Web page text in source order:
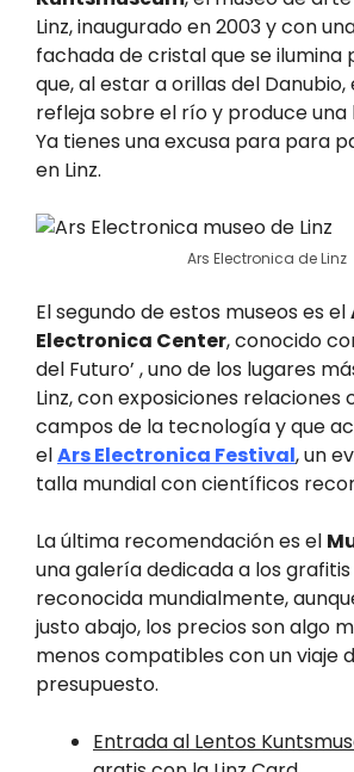
Linz, inaugurado en 2003 y con
fachada de cristal que se ilumina
que, al estar a orillas del Danubio,
refleja sobre el río y produce una
Ya tienes una excusa para para
en Linz.
Ars Electronica de Linz
El segundo de estos museos es el
Electronica Center, conocido
del Futuro’ , uno de los lugares
Linz, con exposiciones relaciones
campos de la tecnología y que
elArs Electronica Festival, un
talla mundial con científicos
La última recomendación es el
una galería dedicada a los
reconocida mundialmente,
justo abajo, los precios son algo
menos compatibles con un viaje
presupuesto.
Entrada al Lentos